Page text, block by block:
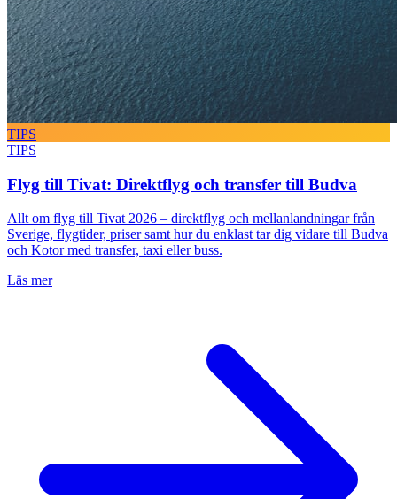
TIPS
TIPS
Flyg till Tivat: Direktflyg och transfer till Budva
Allt om flyg till Tivat 2026 – direktflyg och mellanlandningar från
Sverige, flygtider, priser samt hur du enklast tar dig vidare till Budva
och Kotor med transfer, taxi eller buss.
Läs mer